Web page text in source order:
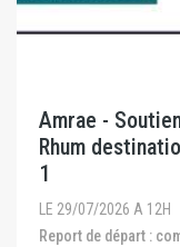
Amrae -
Rhum
1
LE 29/07/2026 A 12H
Report de départ : comment la Route du Rhum -